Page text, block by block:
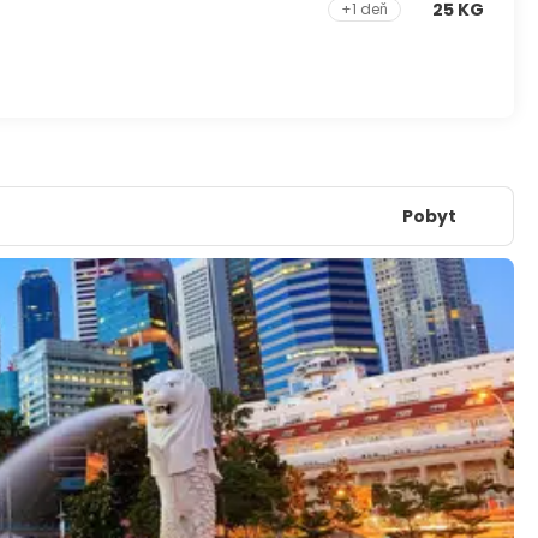
+1 deň 25 KG
Pobyt